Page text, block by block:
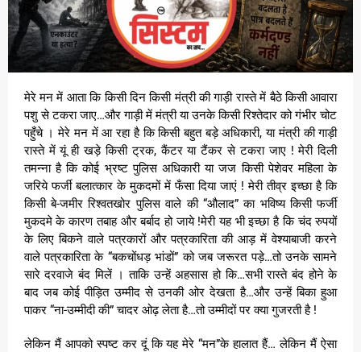
मेरे मन में आता कि किसी दिन किसी मंत्री की गाड़ी रास्ते में बैठे किसी आवारा
पशु से टकरा जाए…और गाड़ी में मंत्री या उनके किसी रिश्तेदार को गंभीर चोट
पहुँचे । मेरे मन में आ रहा है कि किसी बहुत बड़े अधिकारी, या मंत्री की गाड़ी
रास्ते में यूं ही खड़े किसी ट्रक, कैंटर या टैंकर से टकरा जाए ! मेरी दिली
तमन्ना है कि कोई भ्रष्ट पुलिस अधिकारी या जज किसी पेशेवर महिला के
जरिये फर्जी बलात्कार के मुकदमों में फँसा दिया जाएं ! मेरी तीव्र इच्छा है कि
किसी बे-जमीर रिश्वतखोर पुलिस वाले की “औलाद” का भविष्य किसी फर्जी
मुकदमे के कारण तबाह और बर्बाद हो जाये !मेरी यह भी इच्छा है कि चंद रुपयों
के लिए बिकने वाले पत्रकारों और पत्रकारिता की आड़ में वेश्याबाजी करने
वाले पत्रकारिता के “बकचोंधड़ भांडों” को जब जरूरत पड़े…तो उनके सामने
सारे दरवाजे बंद मिलें । ताकि उन्हें अहसास हो कि…सभी रास्ते बंद होने के
बाद जब कोई पीड़ित उम्मीद से उनकी ओर देखता है…और उन्हें बिका हुआ
पाकर “ना-उम्मीदी की” चादर ओढ़ लेता है…तो उम्मीदों पर क्या गुजरती है !
लेकिन मैं आपको स्पष्ट कर दूं कि यह मेरे “मन”के हालात हैं… लेकिन मैं ऐसा